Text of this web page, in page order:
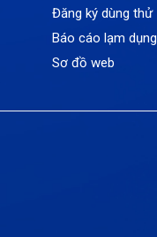
Đăng ký dùng thử
Báo cáo lạm dụng
Sơ đồ web